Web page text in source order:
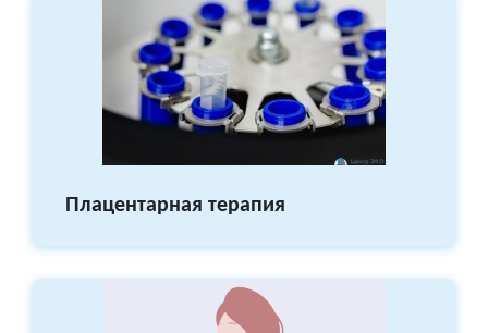
Плацентарная терапия